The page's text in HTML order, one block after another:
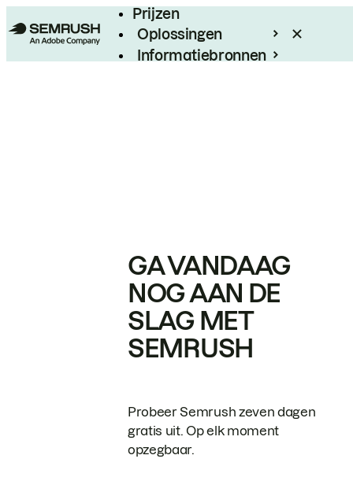
Prijzen
Oplossingen
Informatiebronnen
GA VANDAAG
NOG AAN DE
SLAG MET
SEMRUSH
Probeer Semrush zeven dagen
gratis uit. Op elk moment
opzegbaar.